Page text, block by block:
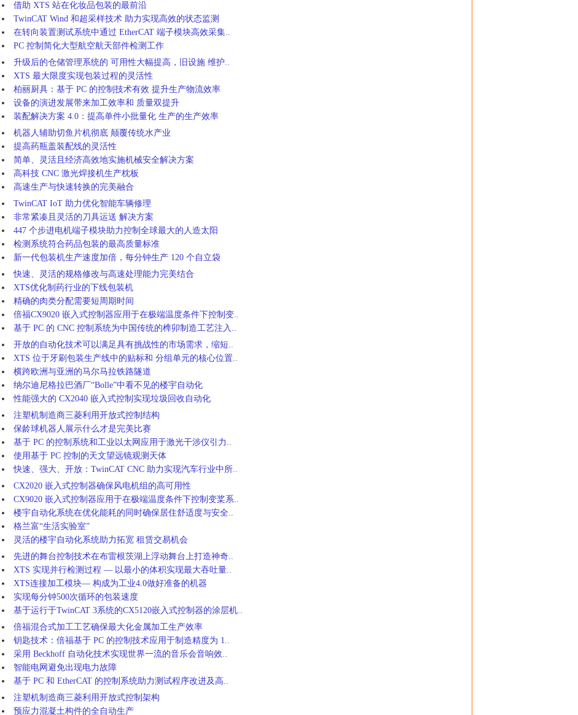
借助 XTS 站在化妆品包装的最前沿
TwinCAT Wind 和超采样技术 助力实现高效的状态监测
在转向装置测试系统中通过 EtherCAT 端子模块高效采集..
PC 控制简化大型航空航天部件检测工作
升级后的仓储管理系统的 可用性大幅提高，旧设施 维护..
XTS 最大限度实现包装过程的灵活性
柏丽厨具：基于 PC 的控制技术有效 提升生产物流效率
设备的演进发展带来加工效率和 质量双提升
装配解决方案 4.0：提高单件小批量化 生产的生产效率
机器人辅助切鱼片机彻底 颠覆传统水产业
提高药瓶盖装配线的灵活性
简单、灵活且经济高效地实施机械安全解决方案
高科技 CNC 激光焊接机生产枕板
高速生产与快速转换的完美融合
TwinCAT IoT 助力优化智能车辆修理
非常紧凑且灵活的刀具运送 解决方案
447 个步进电机端子模块助力控制全球最大的人造太阳
检测系统符合药品包装的最高质量标准
新一代包装机生产速度加倍，每分钟生产 120 个自立袋
快速、灵活的规格修改与高速处理能力完美结合
XTS优化制药行业的下线包装机
精确的肉类分配需要短周期时间
倍福CX9020 嵌入式控制器应用于在极端温度条件下控制变..
基于 PC 的 CNC 控制系统为中国传统的榫卯制造工艺注入..
开放的自动化技术可以满足具有挑战性的市场需求，缩短..
XTS 位于牙刷包装生产线中的贴标和 分组单元的核心位置..
横跨欧洲与亚洲的马尔马拉铁路隧道
纳尔迪尼格拉巴酒厂“Bolle”中看不见的楼宇自动化
性能强大的 CX2040 嵌入式控制实现垃圾回收自动化
注塑机制造商三菱利用开放式控制结构
保龄球机器人展示什么才是完美比赛
基于 PC 的控制系统和工业以太网应用于激光干涉仪引力..
使用基于 PC 控制的天文望远镜观测天体
快速、强大、开放：TwinCAT CNC 助力实现汽车行业中所..
CX2020 嵌入式控制器确保风电机组的高可用性
CX9020 嵌入式控制器应用于在极端温度条件下控制变桨系..
楼宇自动化系统在优化能耗的同时确保居住舒适度与安全..
格兰富“生活实验室”
灵活的楼宇自动化系统助力拓宽 租赁交易机会
先进的舞台控制技术在布雷根茨湖上浮动舞台上打造神奇..
XTS 实现并行检测过程 — 以最小的体积实现最大吞吐量..
XTS连接加工模块— 构成为工业4.0做好准备的机器
实现每分钟500次循环的包装速度
基于运行于TwinCAT 3系统的CX5120嵌入式控制器的涂层机..
倍福混合式加工工艺确保最大化金属加工生产效率
钥匙技术：倍福基于 PC 的控制技术应用于制造精度为 1..
采用 Beckhoff 自动化技术实现世界一流的音乐会音响效..
智能电网避免出现电力故障
基于 PC 和 EtherCAT 的控制系统助力测试程序改进及高..
注塑机制造商三菱利用开放式控制架构
预应力混凝土构件的全自动生产